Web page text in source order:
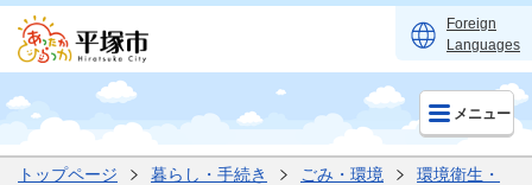
Foreign
Languages
メニュー
トップページ 暮らし・手続き ごみ・環境
環境衛生・